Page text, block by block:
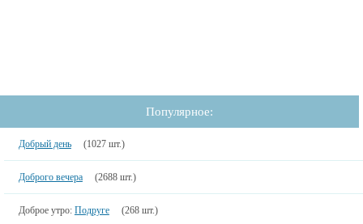
Популярное:
Добрый день (1027 шт.)
Доброго вечера (2688 шт.)
Доброе утро: Подруге (268 шт.)